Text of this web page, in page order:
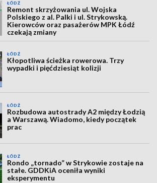
ŁÓDŹ
Remont skrzyżowania ul. Wojska
Polskiego z al. Palki i ul. Strykowską.
Kierowców oraz pasażerów MPK Łódź
czekają zmiany
ŁÓDŹ
Kłopotliwa ścieżka rowerowa. Trzy
wypadki i pięćdziesiąt kolizji
ŁÓDŹ
Rozbudowa autostrady A2 między Łodzią
a Warszawą. Wiadomo, kiedy początek
prac
ŁÓDŹ
Rondo „tornado” w Strykowie zostaje na
stałe. GDDKiA oceniła wyniki
eksperymentu